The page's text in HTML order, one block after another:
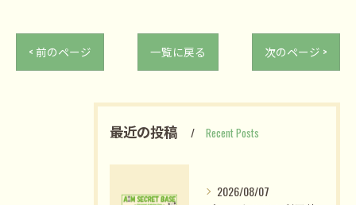
< 前のページ 一覧に戻る 次のページ >
最近の投稿 Recent Posts
2026/08/07